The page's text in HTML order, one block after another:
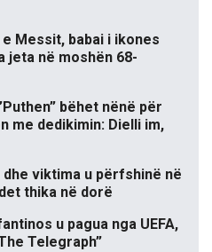
Messit, babai i ikones
jeta në moshën 68-
bëhet nënë për
me dedikimin: Dielli im,
viktima u përfshinë në
thika në dorë
u pagua nga UEFA,
Telegraph”